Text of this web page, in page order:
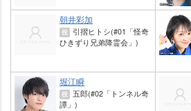
朝井彩加
役
引摺ヒトシ(#01「怪奇
ひきずり兄弟降霊会」)
堀江瞬
役 五郎(#02「トンネル奇
譚」)